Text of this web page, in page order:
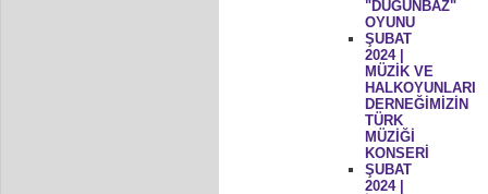
"DÜĞÜNBAZ"
OYUNU
ŞUBAT
2024 |
MÜZİK VE
HALKOYUNLARI
DERNEĞİMİZİN
TÜRK
MÜZİĞİ
KONSERİ
ŞUBAT
2024 |